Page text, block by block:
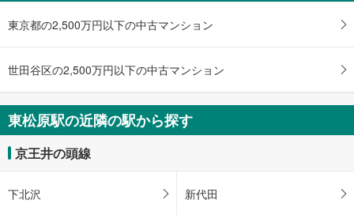
け
・
件
を
マ
イ
ー
東京都の2,500万円以下の中古マンション
世田谷区の2,500万円以下の中古マンション
東松原駅の近隣の駅から探す
京王井の頭線
下北沢 新代田